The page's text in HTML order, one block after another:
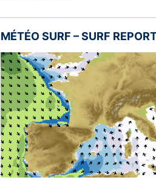
MÉTÉO SURF – SURF